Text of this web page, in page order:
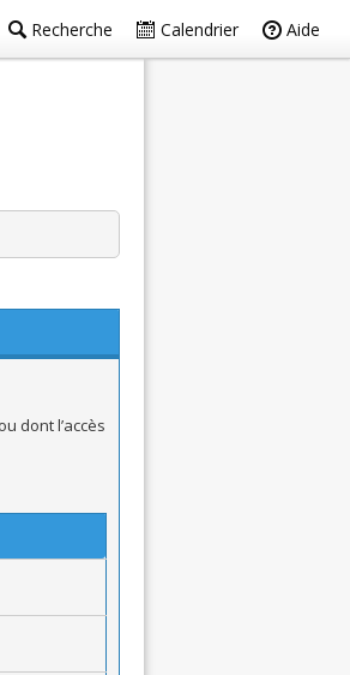
Recherche Calendrier Aide
dont l’accès